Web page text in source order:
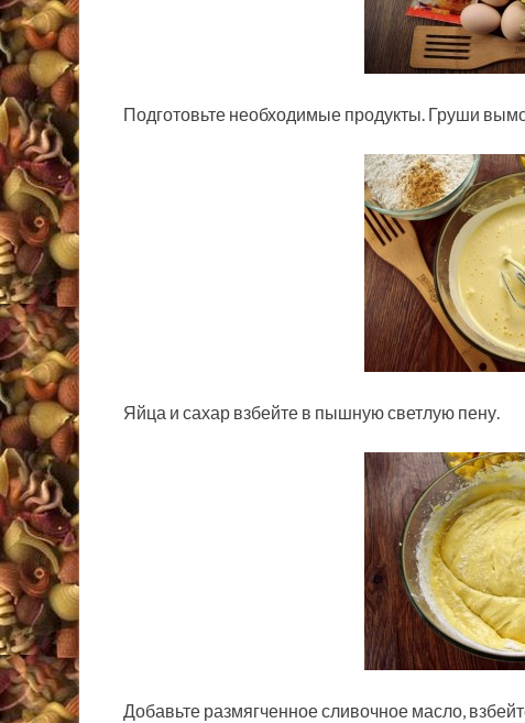
Подготовьте необходимые продукты. Груши
Яйца и сахар взбейте в пышную светлую пену.
Добавьте размягченное сливочное масло,